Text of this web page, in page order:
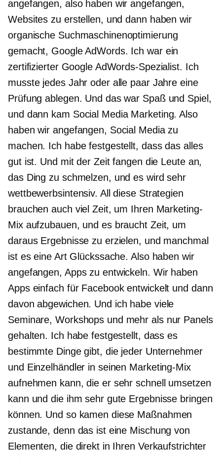
angefangen, also haben wir angefangen,
Websites zu erstellen, und dann haben wir
organische Suchmaschinenoptimierung
gemacht, Google AdWords. Ich war ein
zertifizierter Google AdWords-Spezialist. Ich
musste jedes Jahr oder alle paar Jahre eine
Prüfung ablegen. Und das war Spaß und Spiel,
und dann kam Social Media Marketing. Also
haben wir angefangen, Social Media zu
machen. Ich habe festgestellt, dass das alles
gut ist. Und mit der Zeit fangen die Leute an,
das Ding zu schmelzen, und es wird sehr
wettbewerbsintensiv. All diese Strategien
brauchen auch viel Zeit, um Ihren Marketing-
Mix aufzubauen, und es braucht Zeit, um
daraus Ergebnisse zu erzielen, und manchmal
ist es eine Art Glückssache. Also haben wir
angefangen, Apps zu entwickeln. Wir haben
Apps einfach für Facebook entwickelt und dann
davon abgewichen. Und ich habe viele
Seminare, Workshops und mehr als nur Panels
gehalten. Ich habe festgestellt, dass es
bestimmte Dinge gibt, die jeder Unternehmer
und Einzelhändler in seinen Marketing-Mix
aufnehmen kann, die er sehr schnell umsetzen
kann und die ihm sehr gute Ergebnisse bringen
können. Und so kamen diese Maßnahmen
zustande, denn das ist eine Mischung von
Elementen, die direkt in Ihren Verkaufstrichter